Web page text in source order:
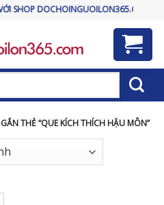
SHOP DOCHOINGUOILON365.COM
THẺ “QUE KÍCH THÍCH HẬU MÔN”